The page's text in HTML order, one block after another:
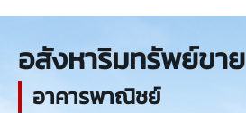
อสังหาริมทรัพย์ขาย
อาคารพาณิชย์